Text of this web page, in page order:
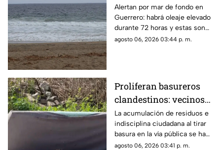
llegará y qué zonas de
Acapulco serán
afectadas?
Alertan por mar de fondo en
Guerrero: habrá oleaje elevado
durante 72 horas y estas son
las zonas de Acapulco con
agosto 06, 2026 03:44 p. m.
Proliferan basureros
clandestinos: vecinos
exigen conciencia y
sanciones más
estrictas
La acumulación de residuos e
indisciplina ciudadana al tirar
basura en la vía pública se ha
consolidado como un grave
agosto 06, 2026 03:41 p. m.